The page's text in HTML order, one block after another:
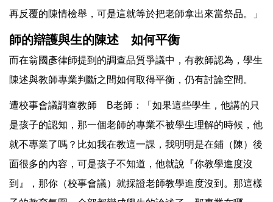
再反覆的陳情檢舉，可是這就等於把老師拿出來當祭品。」
師的辯護與生的陳述 如何平衡
而在翁國彥律師提到的調查品質爭議中，有教師認為，學生
陳述與教師專業判斷之間如何取得平衡，仍有討論空間。
遭校事會議調查教師 B老師：「如果這些學生，他講的只
是孩子的認知，那一個老師的專業不被學生理解的時候，他
就不專業了嗎？比如我在教這一課，我明明是在鋪（陳）後
面很多的內容，可是孩子不知道，他就說『你教學進度沒
到』，那你（校事會議）就採證老師教學進度沒到。那這樣